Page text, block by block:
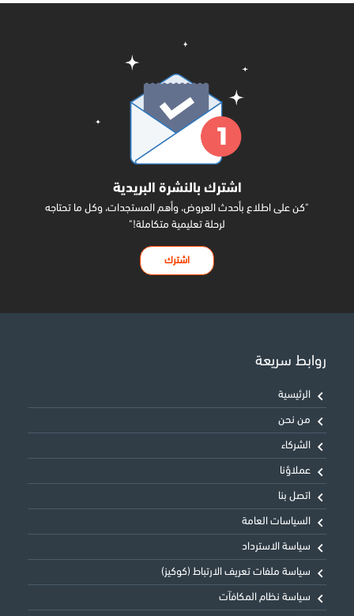
اشترك بالنشرة البريدية
"كن على اطلاع بأحدث العروض، وأهم المستجدات، وكل ما تحتاجه
لرحلة تعليمية متكاملة!"
اشترك
روابط سريعة
الرئيسية
من نحن
الشركاء
عملاؤنا
اتصل بنا
السياسات العامة
سياسة الاسترداد
سياسة ملفات تعريف الارتباط (كوكيز)
سياسة نظام المكافآت